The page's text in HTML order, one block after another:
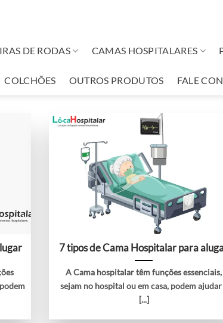
DE RODAS CAMAS HOSPITALARES
COLCHÕES OUTROS PRODUTOS FALE
7 tipos de Cama Hospitalar para
A Cama hospitalar têm funções essenciais,
sejam no hospital ou em casa, podem ajudar
[...]